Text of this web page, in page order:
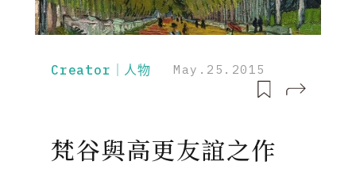
Creator｜人物 May.25.2015
梵谷與高更友誼之作